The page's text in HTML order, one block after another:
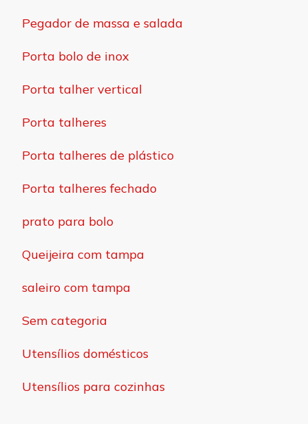
Pegador de massa e salada
Porta bolo de inox
Porta talher vertical
Porta talheres
Porta talheres de plástico
Porta talheres fechado
prato para bolo
Queijeira com tampa
saleiro com tampa
Sem categoria
Utensílios domésticos
Utensílios para cozinhas